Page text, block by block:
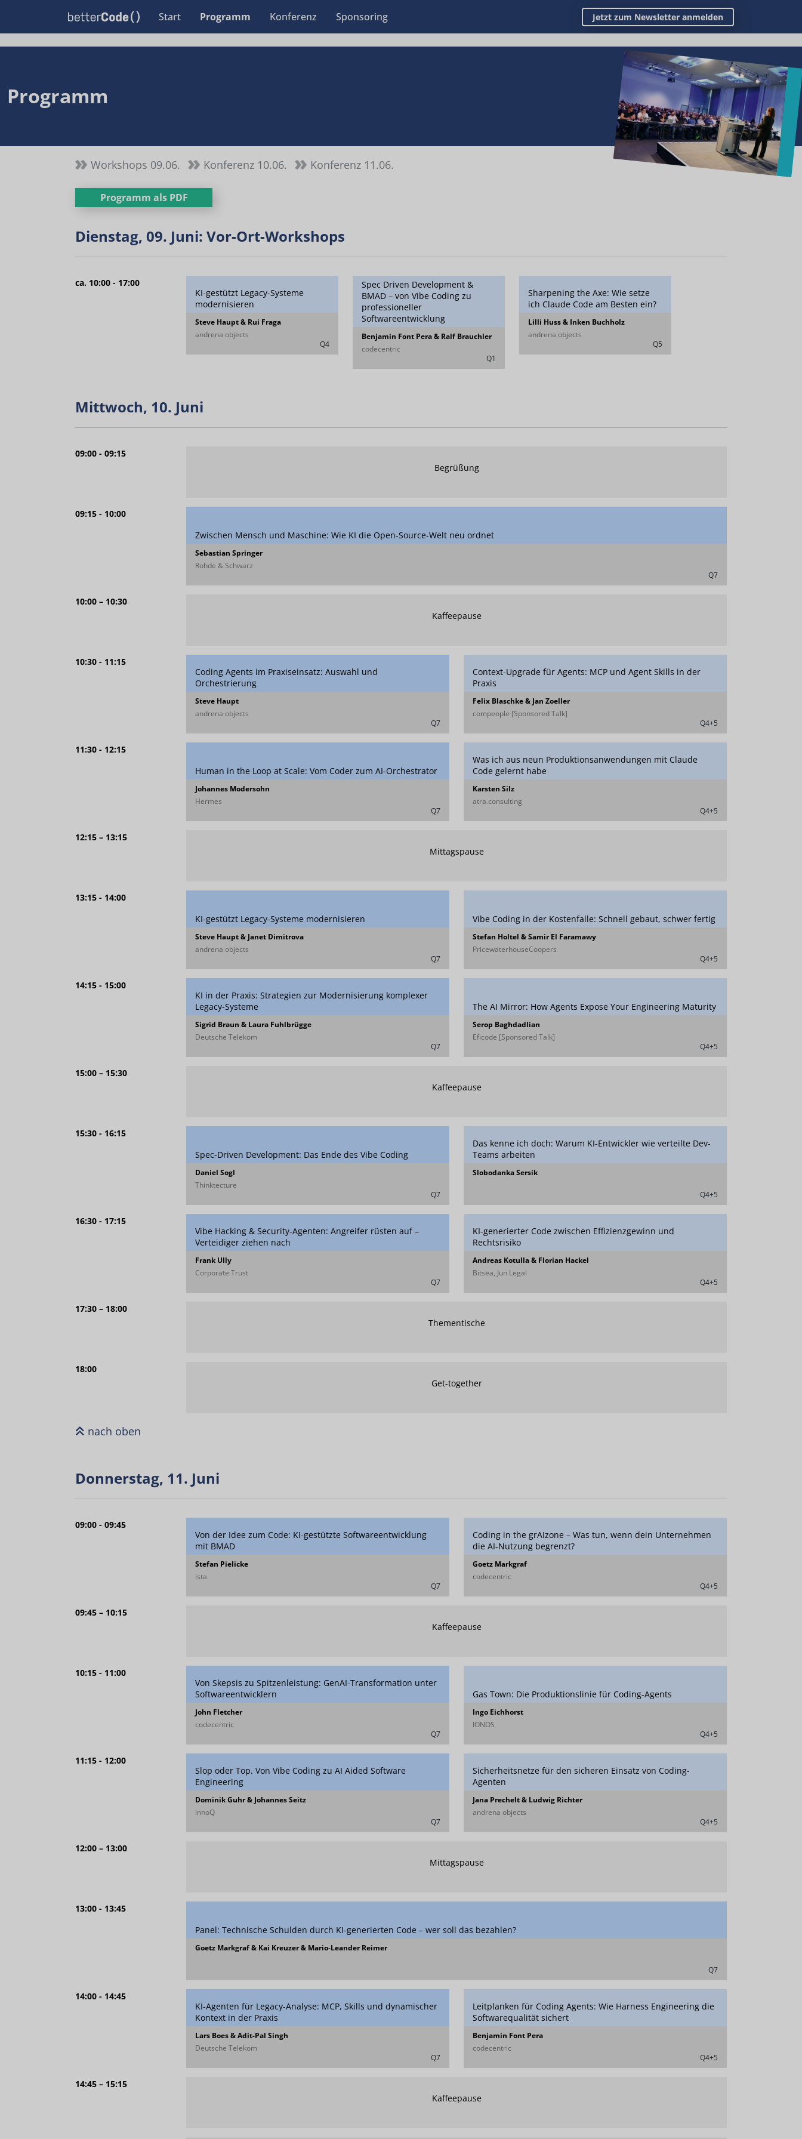
Start Programm Konferenz Sponsoring Jetzt zum Newsletter anmelden
Programm
Workshops 09.06. Konferenz 10.06. Konferenz 11.06.
Programm als PDF
Dienstag, 09. Juni: Vor-Ort-Workshops
ca. 10:00 - 17:00
KI-gestützt Legacy-Systeme
modernisieren
Steve Haupt & Rui Fraga
andrena objects
Q4
Spec Driven Development &
BMAD – von Vibe Coding zu
professioneller
Softwareentwicklung
Benjamin Font Pera & Ralf Brauchler
codecentric
Q1
Sharpening the Axe: Wie setze
ich Claude Code am Besten ein?
Lilli Huss & Inken Buchholz
andrena objects
Q5
Mittwoch, 10. Juni
09:00 - 09:15
Begrüßung
09:15 - 10:00
Zwischen Mensch und Maschine: Wie KI die Open-Source-Welt neu ordnet
Sebastian Springer
Rohde & Schwarz
Q7
10:00 – 10:30
Kaffeepause
10:30 - 11:15
Coding Agents im Praxiseinsatz: Auswahl und
Orchestrierung
Steve Haupt
andrena objects
Q7
Context-Upgrade für Agents: MCP und Agent Skills in der
Praxis
Felix Blaschke & Jan Zoeller
compeople [Sponsored Talk]
Q4+5
11:30 - 12:15
Human in the Loop at Scale: Vom Coder zum AI‑Orchestrator
Johannes Modersohn
Hermes
Q7
Was ich aus neun Produktionsanwendungen mit Claude
Code gelernt habe
Karsten Silz
atra.consulting
Q4+5
12:15 – 13:15
Mittagspause
13:15 - 14:00
KI-gestützt Legacy-Systeme modernisieren
Steve Haupt & Janet Dimitrova
andrena objects
Q7
Vibe Coding in der Kostenfalle: Schnell gebaut, schwer fertig
Stefan Holtel & Samir El Faramawy
PricewaterhouseCoopers
Q4+5
14:15 - 15:00
KI in der Praxis: Strategien zur Modernisierung komplexer
Legacy-Systeme
Sigrid Braun & Laura Fuhlbrügge
Deutsche Telekom
Q7
The AI Mirror: How Agents Expose Your Engineering Maturity
Serop Baghdadlian
Eficode [Sponsored Talk]
Q4+5
15:00 – 15:30
Kaffeepause
15:30 - 16:15
Spec-Driven Development: Das Ende des Vibe Coding
Daniel Sogl
Thinktecture
Q7
Das kenne ich doch: Warum KI-Entwickler wie verteilte Dev-
Teams arbeiten
Slobodanka Sersik
Q4+5
16:30 - 17:15
Vibe Hacking & Security-Agenten: Angreifer rüsten auf –
Verteidiger ziehen nach
Frank Ully
Corporate Trust
Q7
KI-generierter Code zwischen Effizienzgewinn und
Rechtsrisiko
Andreas Kotulla & Florian Hackel
Bitsea, Jun Legal
Q4+5
17:30 – 18:00
Thementische
18:00
Get-together
nach oben
Donnerstag, 11. Juni
09:00 - 09:45
Von der Idee zum Code: KI-gestützte Softwareentwicklung
mit BMAD
Stefan Pielicke
ista
Q7
Coding in the grAIzone – Was tun, wenn dein Unternehmen
die AI-Nutzung begrenzt?
Goetz Markgraf
codecentric
Q4+5
09:45 – 10:15
Kaffeepause
10:15 - 11:00
Von Skepsis zu Spitzenleistung: GenAI-Transformation unter
Softwareentwicklern
John Fletcher
codecentric
Q7
Gas Town: Die Produktionslinie für Coding-Agents
Ingo Eichhorst
IONOS
Q4+5
11:15 - 12:00
Slop oder Top. Von Vibe Coding zu AI Aided Software
Engineering
Dominik Guhr & Johannes Seitz
innoQ
Q7
Sicherheitsnetze für den sicheren Einsatz von Coding-
Agenten
Jana Prechelt & Ludwig Richter
andrena objects
Q4+5
12:00 – 13:00
Mittagspause
13:00 - 13:45
Panel: Technische Schulden durch KI-generierten Code – wer soll das bezahlen?
Goetz Markgraf & Kai Kreuzer & Mario-Leander Reimer
Q7
14:00 - 14:45
KI-Agenten für Legacy-Analyse: MCP, Skills und dynamischer
Kontext in der Praxis
Lars Boes & Adit-Pal Singh
Deutsche Telekom
Q7
Leitplanken für Coding Agents: Wie Harness Engineering die
Softwarequalität sichert
Benjamin Font Pera
codecentric
Q4+5
14:45 – 15:15
Kaffeepause